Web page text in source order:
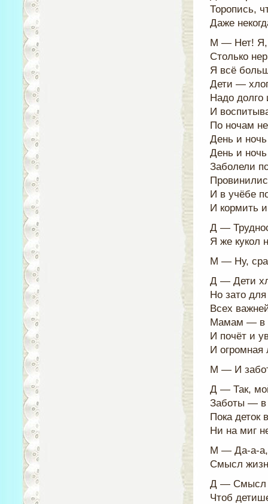
Торопись,
Даже
М — Нет! Я,
Столько
Я всё
Дети —
Надо долго
И
По ночам
День и
День и
Заболели
И в учёбе
И кормить
Д —
Я же кукол
М — Ну,
Д — Дети
Но зато
Всех
Мамам — в
И почёт и
И огромная
М — И
Д — Так,
Заботы — в
Пока деток
Ни на миг
М — Да-а-а,
Смысл
Д — Смысл
Чтоб